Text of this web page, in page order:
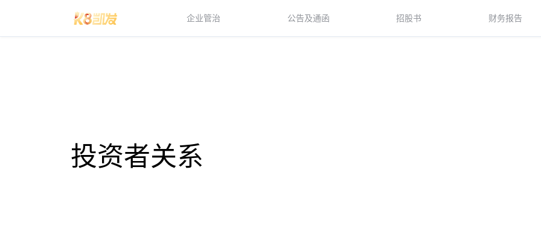
企业管治 公告及通函 招股书 财务报告
投资者关系